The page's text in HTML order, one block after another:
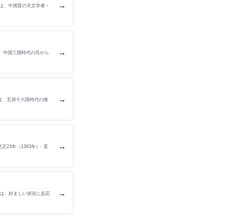
、中国晋の天文学者・ →
中国三国時代の呉から →
五胡十六国時代の後 →
正23年（1363年）- 景 →
、好ましい状況に反応 →